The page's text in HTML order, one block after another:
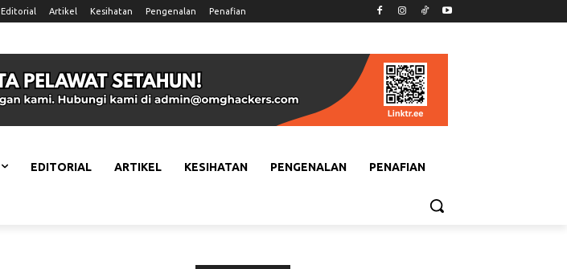
Editorial Artikel Kesihatan Pengenalan Penafian
EDITORIAL ARTIKEL KESIHATAN PENGENALAN PENAFIAN